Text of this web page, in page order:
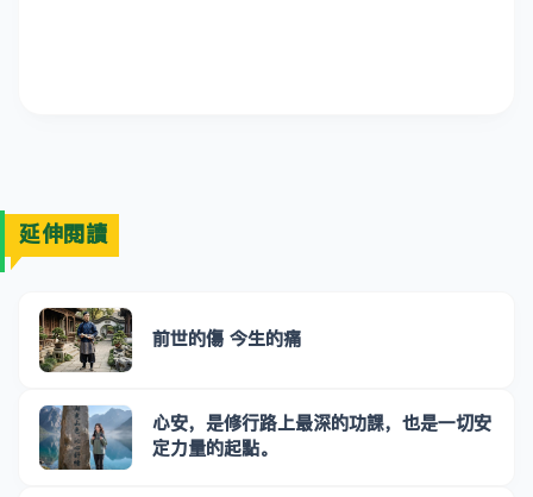
延伸閱讀
前世的傷 今生的痛
心安，是修行路上最深的功課，也是一切安
定力量的起點。